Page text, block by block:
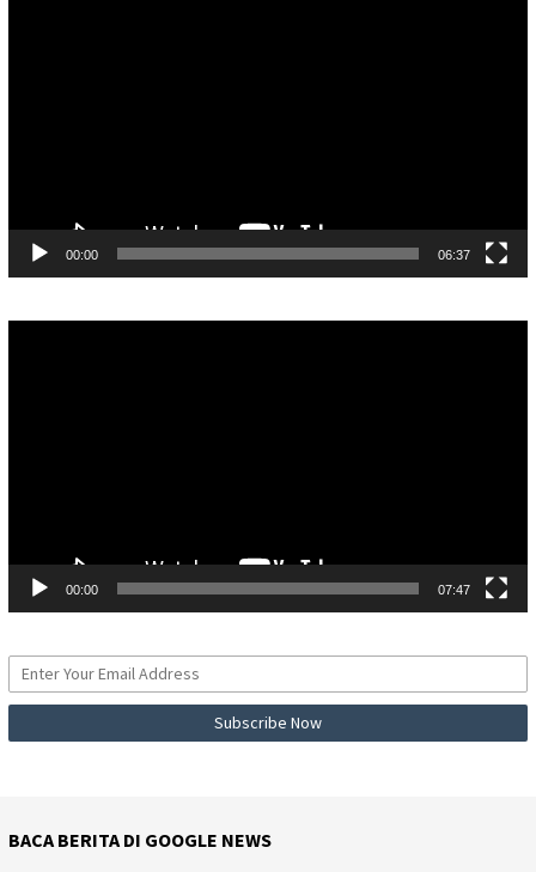
00:00 06:37
00:00 07:47
BACA BERITA DI GOOGLE NEWS